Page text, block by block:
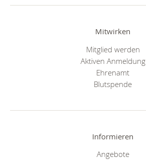
Mitwirken
Mitglied werden
Aktiven Anmeldung
Ehrenamt
Blutspende
Informieren
Angebote